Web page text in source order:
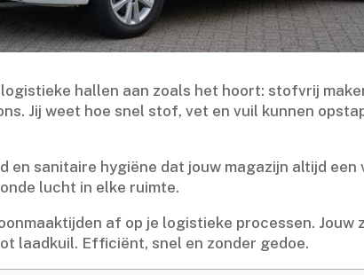
hallen aan zoals het hoort: stofvrij
Jij weet hoe snel stof, vet en vuil kunnen
sanitaire hygiëne dat jouw magazijn altijd een
lucht in elke ruimte.​
af op je logistieke processen.​ Jouw
laadkuil.​ Efficiënt, snel en zonder gedoe.​